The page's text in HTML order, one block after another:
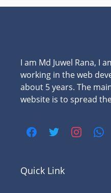
I am Md Juwel Rana, I
working in the web
about 5 years. The
website is to spread
Quick Link